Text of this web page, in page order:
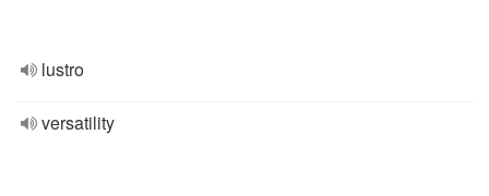
lustro
versatility